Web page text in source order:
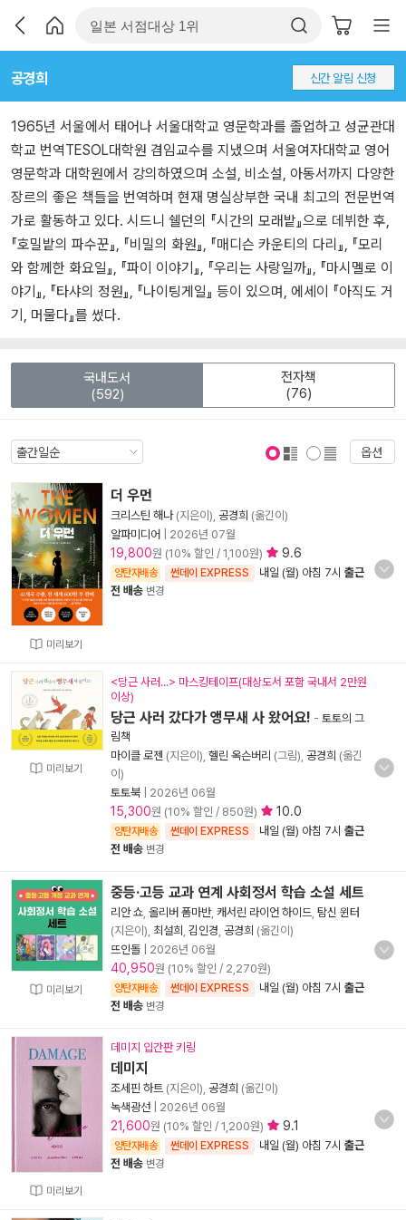
공경희 신간 알림 신청
1965년 서울에서 태어나 서울대학교 영문학과를 졸업하고 성균관대
학교 번역TESOL대학원 겸임교수를 지냈으며 서울여자대학교 영어
영문학과 대학원에서 강의하였으며 소설, 비소설, 아동서까지 다양한
장르의 좋은 책들을 번역하며 현재 명실상부한 국내 최고의 전문번역
가로 활동하고 있다. 시드니 쉘던의 『시간의 모래밭』으로 데뷔한 후,
『호밀밭의 파수꾼』, 『비밀의 화원』, 『매디슨 카운티의 다리』, 『모리
와 함께한 화요일』, 『파이 이야기』, 『우리는 사랑일까』, 『마시멜로 이
야기』, 『타샤의 정원』, 『나이팅게일』 등이 있으며, 에세이 『아직도 거
기, 머물다』를 썼다.
국내도서
(592)
전자책
(76)
옵션
미리보기
더 우먼
크리스틴 해나(지은이), 공경희 (옮긴이)
알파미디어
2026년 07월
19,800원 (10% 할인 / 1,100원) 9.6
양탄자배송 썬데이 EXPRESS 내일 (월) 아침 7시 출근
전 배송 변경
미리보기
<당근 사러...> 마스킹테이프(대상도서 포함 국내서 2만원
이상)
당근 사러 갔다가 앵무새 사 왔어요! - 토토의 그
림책
마이클 로젠 (지은이), 헬린 옥슨버리 (그림), 공경희 (옮긴
이)
토토북
2026년 06월
15,300원 (10% 할인 / 850원) 10.0
양탄자배송 썬데이 EXPRESS 내일 (월) 아침 7시 출근
전 배송 변경
미리보기
중등·고등 교과 연계 사회정서 학습 소설 세트
리안 쇼 올리버 폼마반, 캐서린 라이언 하이드 탐신 윈터
(지은이), 최설희 김인경 공경희 (옮긴이)
뜨인돌
2026년 06월
40,950원 (10% 할인 / 2,270원)
양탄자배송 썬데이 EXPRESS 내일 (월) 아침 7시 출근
전 배송 변경
미리보기
데미지 입간판 키링
데미지
조세핀 하트 (지은이), 공경희 (옮긴이)
녹색광선
2026년 06월
21,600원 (10% 할인 / 1,200원) 9.1
양탄자배송 썬데이 EXPRESS 내일 (월) 아침 7시 출근
전 배송 변경